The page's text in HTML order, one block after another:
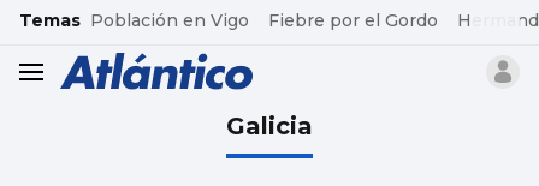
common.go-to-content
Temas Población en Vigo Fiebre por el Gordo
header.menu.open
Galicia